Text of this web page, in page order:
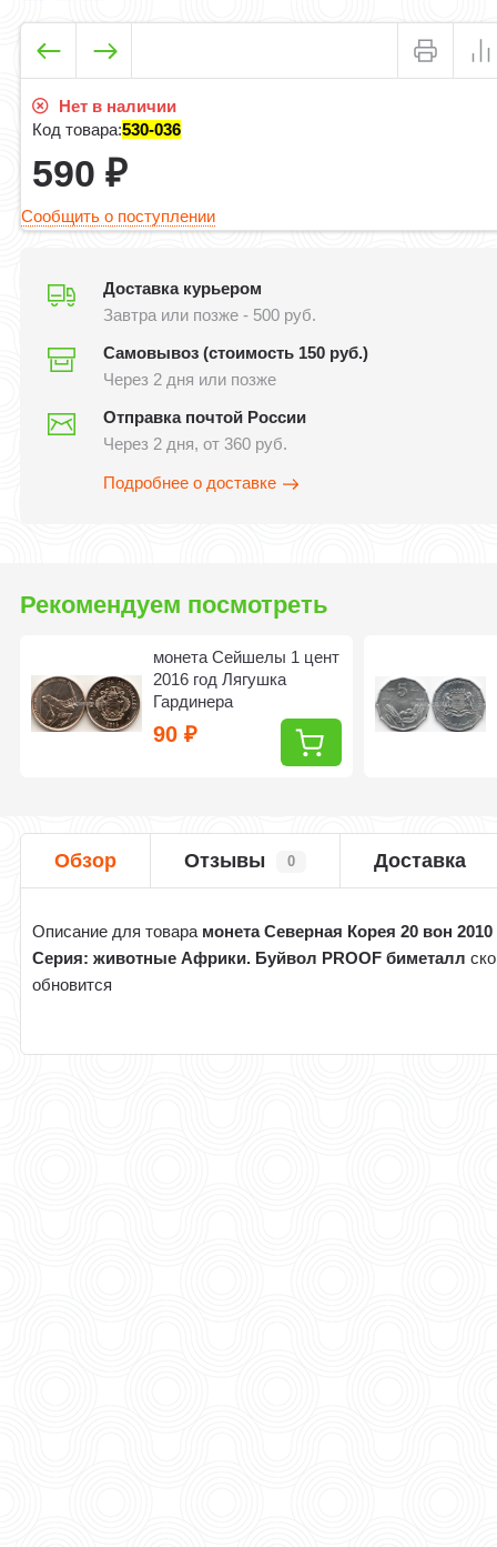
Нет в наличии
Код товара:530-036
590₽
Сообщить о поступлении
Доставка курьером
Завтра или позже - 500 руб.
Самовывоз (стоимость 150 руб.)
Через 2 дня или позже
Отправка почтой России
Через 2 дня, от 360 руб.
Подробнее о доставке
Рекомендуем посмотреть
монета Сейшелы 1 цент
2016 год Лягушка
Гардинера
90₽
Обзор Отзывы 0 Доставка
Описание для товара монета Северная Корея 20 вон 2010
Серия: животные Африки. Буйвол PROOF биметалл
обновится